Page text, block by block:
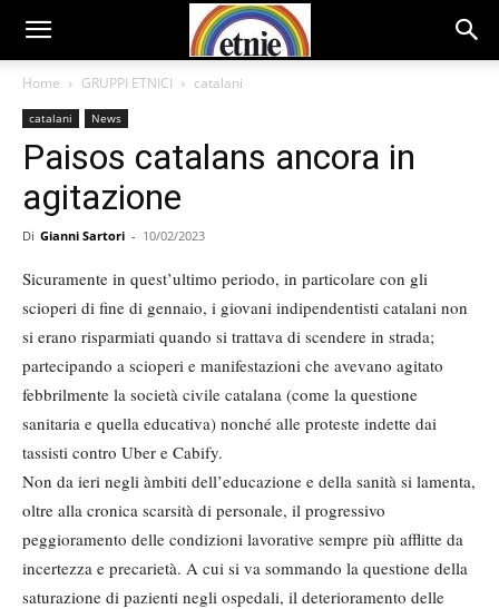
Home GRUPPI ETNICI catalani
catalani News
Paisos catalans ancora in
agitazione
Di Gianni Sartori - 10/02/2023
Sicuramente in quest’ultimo periodo, in particolare con gli
scioperi di fine di gennaio, i giovani indipendentisti catalani non
si erano risparmiati quando si trattava di scendere in strada;
partecipando a scioperi e manifestazioni che avevano agitato
febbrilmente la società civile catalana (come la questione
sanitaria e quella educativa) nonché alle proteste indette dai
tassisti contro Uber e Cabify.
Non da ieri negli àmbiti dell’educazione e della sanità si lamenta,
oltre alla cronica scarsità di personale, il progressivo
peggioramento delle condizioni lavorative sempre più afflitte da
incertezza e precarietà. A cui si va sommando la questione della
saturazione di pazienti negli ospedali, il deterioramento delle